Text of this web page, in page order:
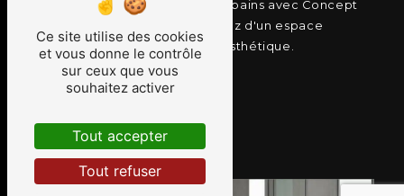
Transformez votre salle de bains avec Concept
Cuisine et Bain et bénéficiez d'un espace
moderne, confortable et esthétique.
EN SAVOIR PLUS
CONTACTEZ-NOUS
Ce site utilise des cookies
et vous donne le contrôle
sur ceux que vous
souhaitez activer
Tout accepter
Tout refuser